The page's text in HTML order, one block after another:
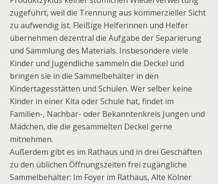
zugeführt, weil die Trennung aus kommerzieller Sicht
zu aufwendig ist. Fleißige Helferinnen und Helfer
übernehmen dezentral die Aufgabe der Separierung
und Sammlung des Materials. Insbesondere viele
Kinder und Jugendliche sammeln die Deckel und
bringen sie in die Sammelbehälter in den
Kindertagesstätten und Schulen. Wer selber keine
Kinder in einer Kita oder Schule hat, findet im
Familien-, Nachbar- oder Bekanntenkreis Jungen und
Mädchen, die die gesammelten Deckel gerne
mitnehmen.
Außerdem gibt es im Rathaus und in drei Geschäften
zu den üblichen Öffnungszeiten frei zugängliche
Sammelbehälter: Im Foyer im Rathaus, Alte Kölner